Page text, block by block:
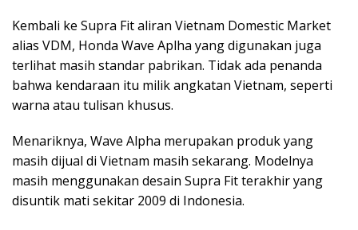
Kembali ke Supra Fit aliran Vietnam Domestic Market
alias VDM, Honda Wave Aplha yang digunakan juga
terlihat masih standar pabrikan. Tidak ada penanda
bahwa kendaraan itu milik angkatan Vietnam, seperti
warna atau tulisan khusus.
Menariknya, Wave Alpha merupakan produk yang
masih dijual di Vietnam masih sekarang. Modelnya
masih menggunakan desain Supra Fit terakhir yang
disuntik mati sekitar 2009 di Indonesia.